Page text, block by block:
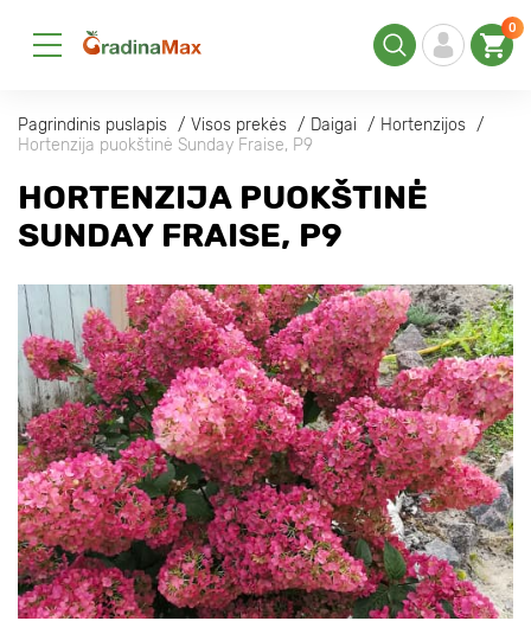
0
Pagrindinis puslapis Visos prekės Daigai
Hortenzijos
Hortenzija puokštinė Sunday Fraise, P9
HORTENZIJA PUOKŠTINĖ
SUNDAY FRAISE, P9